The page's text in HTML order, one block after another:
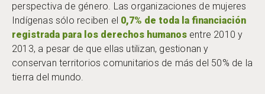
perspectiva de género. Las organizaciones de mujeres
Indígenas sólo reciben el 0,7% de toda la financiación
registrada para los derechos humanos entre 2010 y
2013, a pesar de que ellas utilizan, gestionan y
conservan territorios comunitarios de más del 50% de la
tierra del mundo.